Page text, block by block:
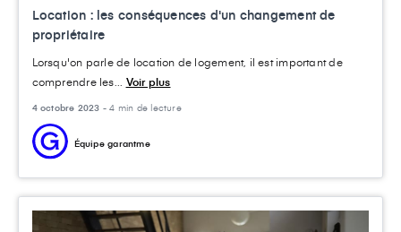
Location : les conséquences d'un changement de
propriétaire
Lorsqu'on parle de location de logement, il est important de
comprendre les... Voir plus
4 octobre 2023 -4 min de lecture
Équipe garantme